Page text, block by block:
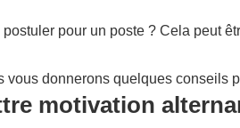
pour un poste ? Cela peut
vous donnerons quelques conseils
motivation